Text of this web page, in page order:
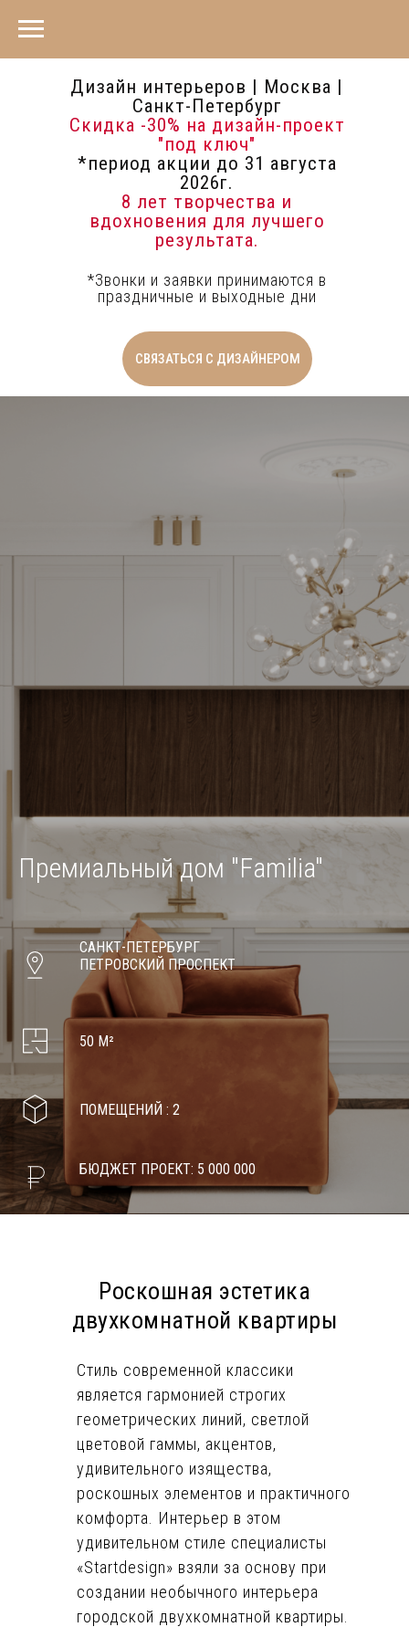
СВЯЗАТЬСЯ С ДИЗАЙНЕРОМ
*Звонки и заявки принимаются в
праздничные и выходные дни
Дизайн интерьеров | Москва |
Санкт-Петербург
Скидка -30% на дизайн-проект
"под ключ"
*период акции до 31 августа
2026г.
8 лет творчества и
вдохновения для лучшего
результата.
Премиальный дом "Familia"
САНКТ-ПЕТЕРБУРГ
ПЕТРОВСКИЙ ПРОСПЕКТ
50 М²
ПОМЕЩЕНИЙ : 2
БЮДЖЕТ ПРОЕКТ: 5 000 000
Роскошная эстетика
двухкомнатной квартиры
Стиль современной классики
является гармонией строгих
геометрических линий, светлой
цветовой гаммы, акцентов,
удивительного изящества,
роскошных элементов и практичного
комфорта. Интерьер в этом
удивительном стиле специалисты
«Startdesign» взяли за основу при
создании необычного интерьера
городской двухкомнатной квартиры.